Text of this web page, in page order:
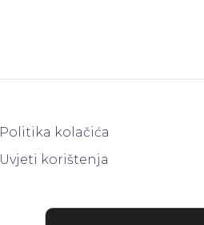
Politika kolačića
Uvjeti korištenja